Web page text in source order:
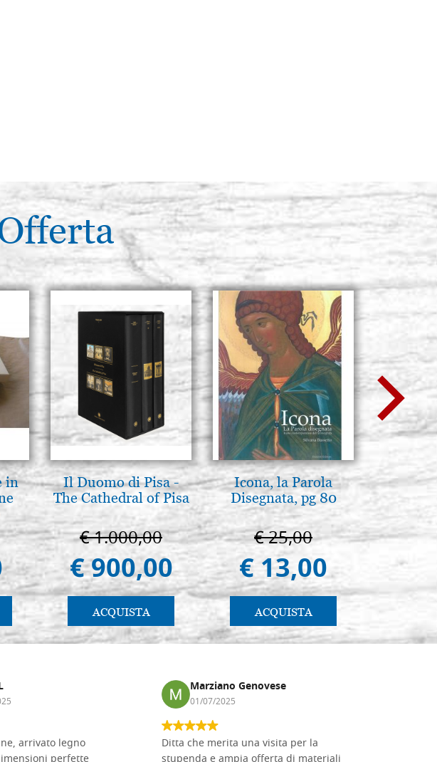
in
Il Duomo di Pisa -
The Cathedral of Pisa
€ 1.000,00
€ 900,00
ACQUISTA
Icona, la Parola
Disegnata, pg 80
€ 25,00
€ 13,00
ACQUISTA
Madre
€
€
arrivato legno
Marziano Genovese
01/07/2025
Ditta che merita una visita per la